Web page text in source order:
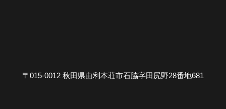
〒015-0012 秋田県由利本荘市石脇字田尻野28番地681